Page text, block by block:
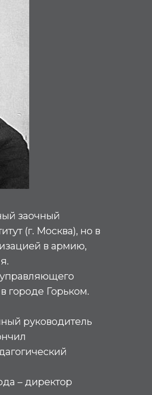
заочный
(г. Москва), но в
в армию,
управляющего
городе Горьком.
руководитель
– директор